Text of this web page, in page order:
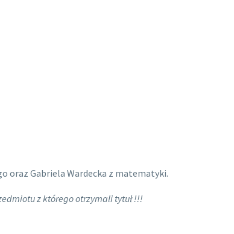
oraz Gabriela Wardecka z matematyki.
z którego otrzymali tytuł !!!